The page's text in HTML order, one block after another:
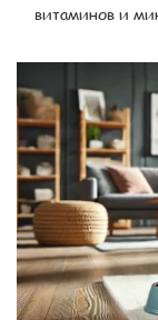
витаминов и